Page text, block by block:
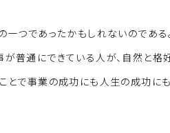
つであったかもしれないのである
普通にできている人が、自然と格
とで事業の成功にも人生の成功に